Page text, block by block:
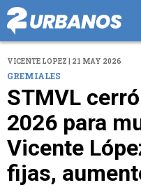
VICENTE LOPEZ | 21 MAY 2026
GREMIALES
STMVL
2026 para
Vicente
fijas,